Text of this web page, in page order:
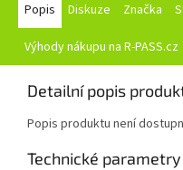
Popis Diskuze Značka
Výhody nákupu na R-PASS.cz
Detailní popis
Popis produktu není
Technické parametry